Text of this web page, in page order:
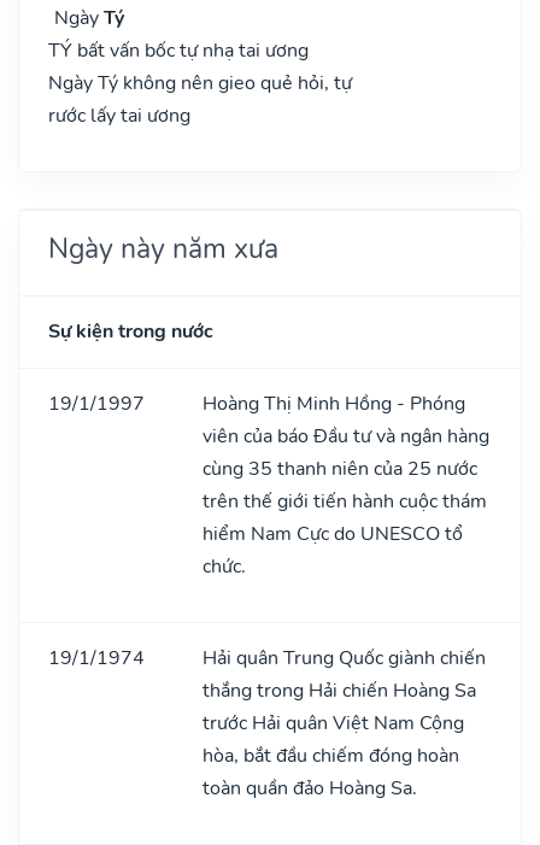
NgàyTý
TÝ bất vấn bốc tự nhạ tai ương
Ngày Tý không nên gieo quẻ hỏi, tự
rước lấy tai ương
Ngày này năm xưa
Sự kiện trong nước
19/1/1997
Hoàng Thị Minh Hồng - Phóng
viên của báo Đầu tư và ngân hàng
cùng 35 thanh niên của 25 nước
trên thế giới tiến hành cuộc thám
hiểm Nam Cực do UNESCO tổ
chức.
19/1/1974
Hải quân Trung Quốc giành chiến
thắng trong Hải chiến Hoàng Sa
trước Hải quân Việt Nam Cộng
hòa, bắt đầu chiếm đóng hoàn
toàn quần đảo Hoàng Sa.